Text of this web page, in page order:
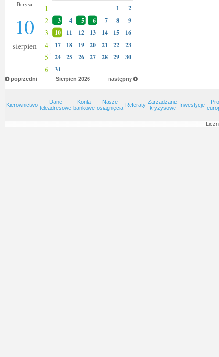
Borysa
10
sierpien
1 1 2
2 3 4 5 6 7 8 9
3 10 11 12 13 14 15 16
4 17 18 19 20 21 22 23
5 24 25 26 27 28 29 30
6 31
poprzedni następny
Sierpien 2026
Kierownictwo
Dane
teleadresowe
Konta
bankowe
Nasze
osiagnięcia Referaty Zarządzanie
kryzysowe
Inwestycje